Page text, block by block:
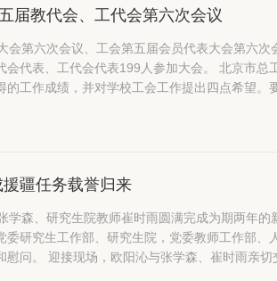
届教代会、工代会第六次会议
会第六次会议、工会第五届会员代表大会第六
北京市总工会党组成员、副主席张文涛在讲话中充分肯定了我校第五届
工作成绩，并对学校工会工作提出四点希望。
疆任务载誉归来
学森、研究生院教师崔时雨圆满完成为期两年
研究生工作部、研究生院，党委教师工作部
机场迎接，向两位援疆教师致以欢迎和慰问。 迎接现场，欧阳沁与张学森、崔时